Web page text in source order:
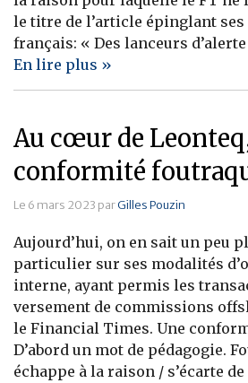
Banque
le titre de l’article épinglant ses
français: « Des lanceurs d’alerte
En lire plus »
Au cœur de
conformité
Le 6 mars 2023 parGilles Pouzin
Aujourd’hui, on en sait un peu
particulier sur ses modalités
interne, ayant permis les
versement de commissions
le Financial Times. Une
D’abord un mot de pédagogie.
échappe à la raison / s’écarte